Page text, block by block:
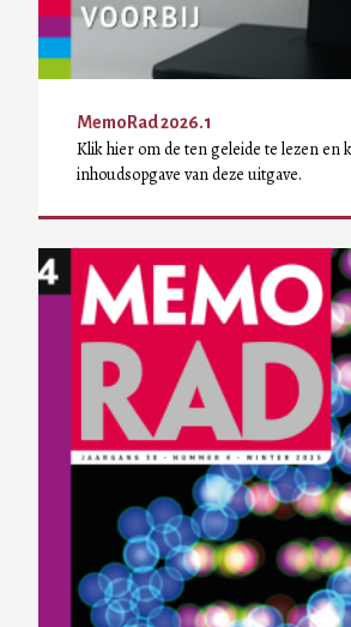
MemoRad 2026.1
Klik hier om de ten geleide te lezen en
inhoudsopgave van deze uitgave.